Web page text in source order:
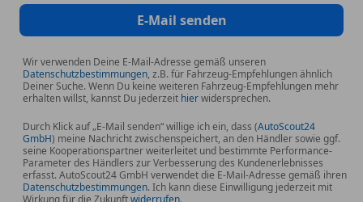
Parkpilotsystem vorn und hinten
Rücksitzlehne geteilt/klappbar (60:40)
Schadstoffarm nach Abgasnorm Euro 6d
Schalt-/Wählhebelgriff Leder
Schaltpunktanzeige
Scheibenwischer mit Regensensor
Scheinwerfer LED
Scheinwerfer mit abgedunkelten Hintergrund
E-Mail senden
Wir verwenden Deine E-Mail-Adresse gemäß unseren
Datenschutzbestimmungen, z.B. für Fahrzeug-Empfehlungen ähnlich
Deiner Suche. Wenn Du keine weiteren Fahrzeug-Empfehlungen mehr
erhalten willst, kannst Du jederzeit hierwidersprechen.
Durch Klick auf „E-Mail senden“ willige ich ein, dass (AutoScout24
GmbH) meine Nachricht zwischenspeichert, an den Händler sowie ggf.
seine Kooperationspartner weiterleitet und bestimmte Performance-
Parameter des Händlers zur Verbesserung des Kundenerlebnisses
erfasst. AutoScout24 GmbH verwendet die E-Mail-Adresse gemäß ihren
Datenschutzbestimmungen. Ich kann diese Einwilligung jederzeit mit
Wirkung für die Zukunftwiderrufen.